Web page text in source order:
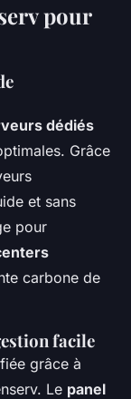
pour
dédiés
Grâce
et sans
pour
carbone de
facile
grâce à
Le panel